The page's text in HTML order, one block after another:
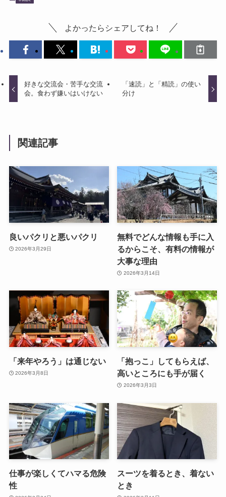
よかったらシェアしてね！
好きな交流会・苦手な交流
会。食わず嫌いはいけない
「速読」と「精読」の使い
分け
関連記事
良いパクリと悪いパクリ
2026年3月29日
無料でどんな情報も手に入
るからこそ、有料の情報が
大事な理由
2026年3月14日
「来年やろう」は通じない
2026年3月8日
「抱っこ」してもらえば、
高いところにも手が届く
2026年3月3日
仕事が楽しくてハマる危険
性
スーツを着るとき、着ない
とき